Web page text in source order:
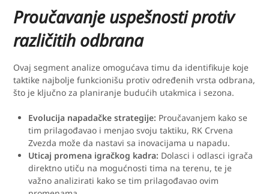
Proučavanje uspešnosti protiv
različitih odbrana
Ovaj segment analize omogućava timu da identifikuje koje
taktike najbolje funkcionišu protiv određenih vrsta odbrana,
što je ključno za planiranje budućih utakmica i sezona.
Evolucija napadačke strategije: Proučavanjem kako se
tim prilagođavao i menjao svoju taktiku, RK Crvena
Zvezda može da nastavi sa inovacijama u napadu.
Uticaj promena igračkog kadra: Dolasci i odlasci igrača
direktno utiču na mogućnosti tima na terenu, te je
važno analizirati kako se tim prilagođavao ovim